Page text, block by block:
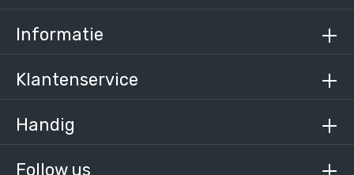
Follow us
Informatie
Klantenservice
Handig